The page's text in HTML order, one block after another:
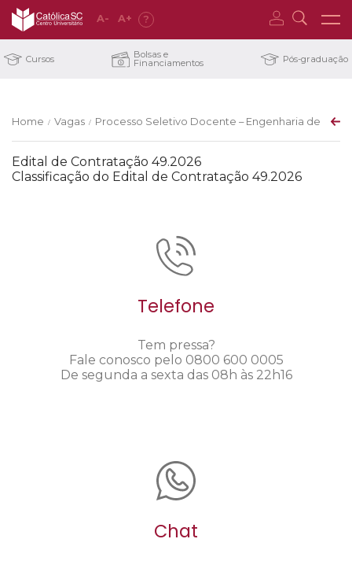
A- A+ ?
Cursos Bolsas e
Financiamentos Pós-graduação
Home / Vagas / Processo Seletivo Docente – Engenharia de
Edital de Contratação 49.2026
Classificação do Edital de Contratação 49.2026
Telefone
Tem pressa?
Fale conosco pelo 0800 600 0005
De segunda a sexta das 08h às 22h16
Chat